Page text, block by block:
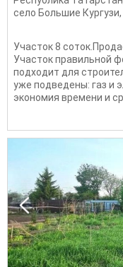
село Большие Кургузи,
Участок 8
Участок правильной
подходит для
уже подведены: газ и
экономия времени и